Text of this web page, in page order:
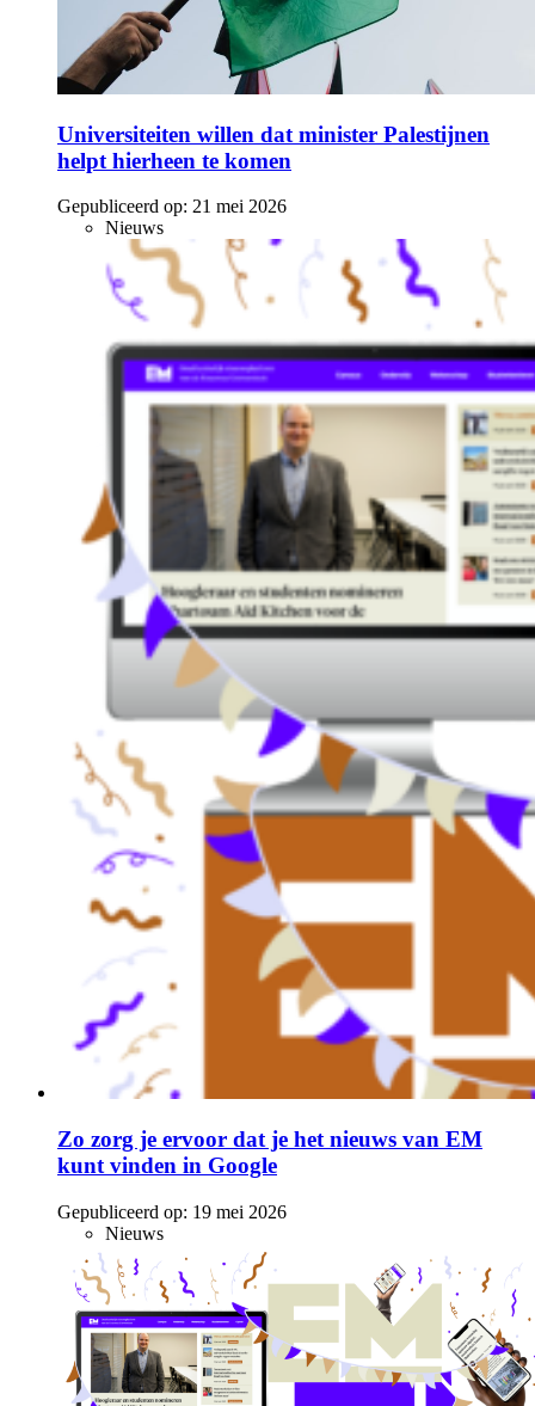
Universiteiten willen dat minister Palestijnen
helpt hierheen te komen
Gepubliceerd op: 21 mei 2026
Nieuws
Zo zorg je ervoor dat je het nieuws van EM
kunt vinden in Google
Gepubliceerd op: 19 mei 2026
Nieuws